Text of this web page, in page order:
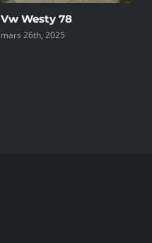
Vw Westy 78
mars 26th, 2025